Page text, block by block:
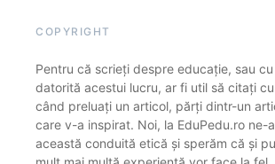
COPYRIGHT
Pentru că scrieți despre educație, sau
datorită acestui lucru, ar fi util să citați
când preluați un articol, părți dintr-un
care v-a inspirat. Noi, la EduPedu.ro ne-
această conduită etică și sperăm că și